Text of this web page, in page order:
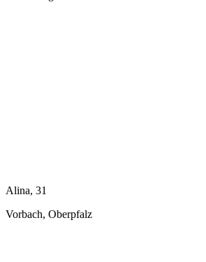
Alina, 31
Vorbach, Oberpfalz